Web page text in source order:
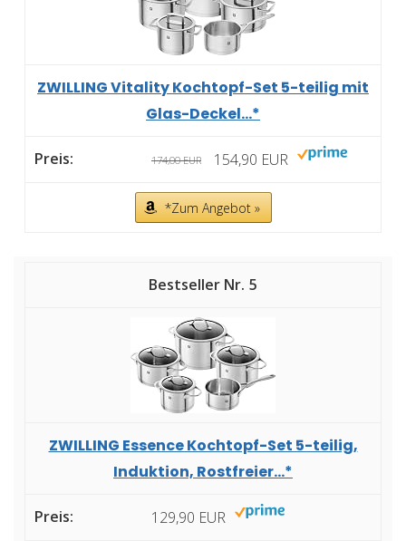
ZWILLING Vitality Kochtopf-Set 5-teilig mit
Glas-Deckel...*
174,00 EUR 154,90 EUR
*Zum Angebot »
5
ZWILLING Essence Kochtopf-Set 5-teilig,
Induktion, Rostfreier...*
129,90 EUR